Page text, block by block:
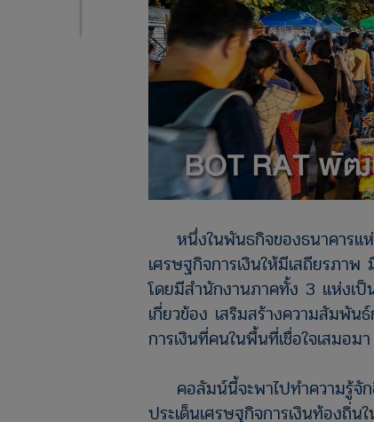
หนึ่งในพันธกิจของธนาคารแห่
เศรษฐกิจการเงินให้มีเสถียรภา
โดยมีสำนักงานภาคทั้ง 3 แห่งเป็
เกี่ยวข้อง เสริมสร้างความสัมพัน
การเงินที่คนในพื้นที่เชื่อใจเสมอมา
คอลัมน์นี้จะพาไปทำความรู้จัก
ประเด็นเศรษฐกิจการเงินท้องถิ่น